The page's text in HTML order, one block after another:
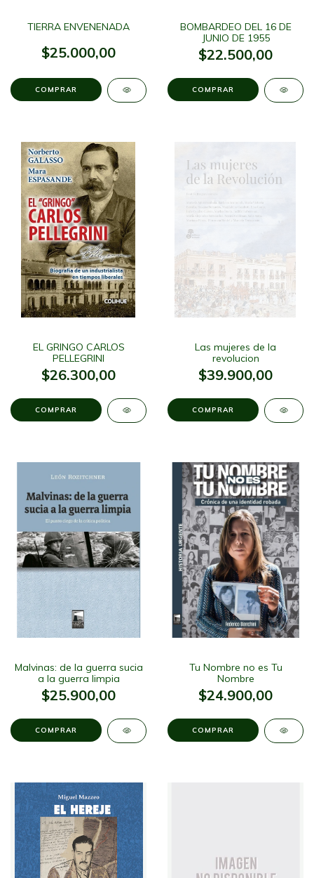
TIERRA ENVENENADA
$25.000,00
BOMBARDEO DEL 16 DE
JUNIO DE 1955
$22.500,00
EL GRINGO CARLOS
PELLEGRINI
$26.300,00
Las mujeres de la
revolucion
$39.900,00
Malvinas: de la guerra sucia
a la guerra limpia
$25.900,00
Tu Nombre no es Tu
Nombre
$24.900,00